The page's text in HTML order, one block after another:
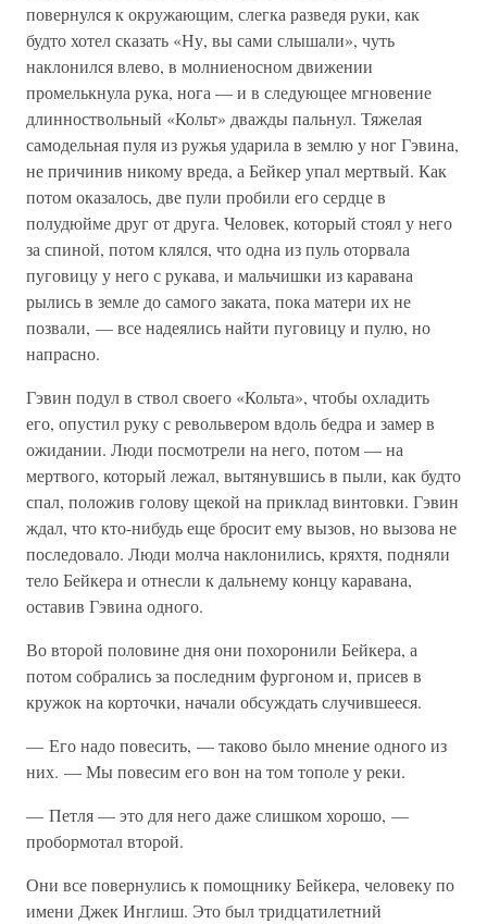
повернулся к окружающим, слегка разведя руки, как
будто хотел сказать «Ну, вы сами слышали», чуть
наклонился влево, в молниеносном движении
промелькнула рука, нога — и в следующее мгновение
длинноствольный «Кольт» дважды пальнул. Тяжелая
самодельная пуля из ружья ударила в землю у ног Гэвина,
не причинив никому вреда, а Бейкер упал мертвый. Как
потом оказалось, две пули пробили его сердце в
полудюйме друг от друга. Человек, который стоял у него
за спиной, потом клялся, что одна из пуль оторвала
пуговицу у него с рукава, и мальчишки из каравана
рылись в земле до самого заката, пока матери их не
позвали, — все надеялись найти пуговицу и пулю, но
напрасно.
Гэвин подул в ствол своего «Кольта», чтобы охладить
его, опустил руку с револьвером вдоль бедра и замер в
ожидании. Люди посмотрели на него, потом — на
мертвого, который лежал, вытянувшись в пыли, как будто
спал, положив голову щекой на приклад винтовки. Гэвин
ждал, что кто-нибудь еще бросит ему вызов, но вызова не
последовало. Люди молча наклонились, кряхтя, подняли
тело Бейкера и отнесли к дальнему концу каравана,
оставив Гэвина одного.
Во второй половине дня они похоронили Бейкера, а
потом собрались за последним фургоном и, присев в
кружок на корточки, начали обсуждать случившееся.
— Его надо повесить, — таково было мнение одного из
них. — Мы повесим его вон на том тополе у реки.
— Петля — это для него даже слишком хорошо, —
пробормотал второй.
Они все повернулись к помощнику Бейкера, человеку по
имени Джек Инглиш. Это был тридцатилетний